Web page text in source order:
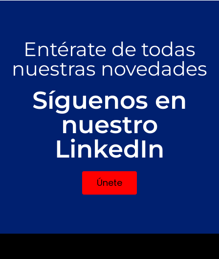
Entérate de todas
nuestras novedades
Síguenos en
nuestro
LinkedIn
Únete